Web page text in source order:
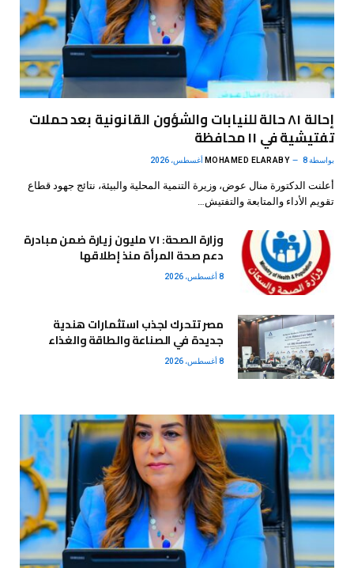
إحالة ٨١ حالة للنيابات والشؤون القانونية بعد حملات
تفتيشية في ١١ محافظة
بواسطة MOHAMED ELARABY 8 أغسطس، 2026
أعلنت الدكتورة منال عوض، وزيرة التنمية المحلية والبيئة، نتائج جهود قطاع
تقويم الأداء والمتابعة والتفتيش…
وزارة الصحة: ٧١ مليون زيارة ضمن مبادرة
دعم صحة المرأة منذ إطلاقها
8 أغسطس، 2026
مصر تتحرك لجذب استثمارات هندية
جديدة في الصناعة والطاقة والغذاء
8 أغسطس، 2026